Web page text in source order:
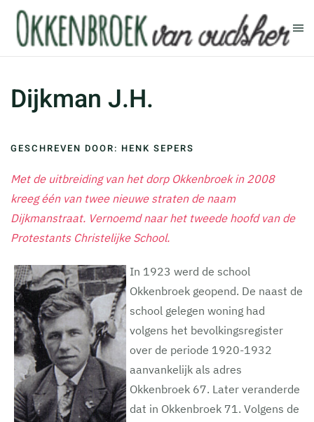
Terug naar hoofdinhoud
Dijkman J.H.
GESCHREVEN DOOR: HENK SEPERS
Met de uitbreiding van het dorp Okkenbroek in 2008
kreeg één van twee nieuwe straten de naam
Dijkmanstraat. Vernoemd naar het tweede hoofd van de
Protestants Christelijke School.
In 1923 werd de school
Okkenbroek geopend. De naast de
school gelegen woning had
volgens het bevolkingsregister
over de periode 1920-1932
aanvankelijk als adres
Okkenbroek 67. Later veranderde
dat in Okkenbroek 71. Volgens de